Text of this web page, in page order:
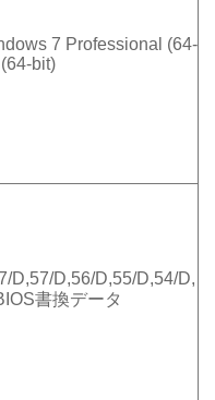
7 Professional (64-
bit)
D,57/D,56/D,55/D,54/D,
書換データ